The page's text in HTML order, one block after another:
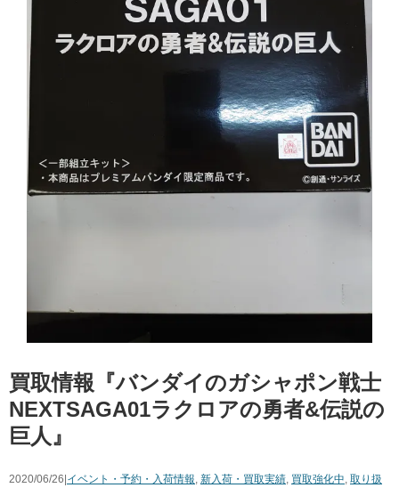
買取情報『バンダイのガシャポン戦士
NEXTSAGA01ラクロアの勇者&伝説の
巨人』
2020/06/26| イベント・予約・入荷情報, 新入荷・買取実績, 買取強化中, 取り扱